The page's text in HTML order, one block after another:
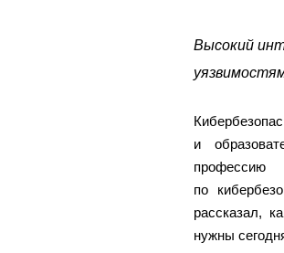
Высокий
и
по
рассказал,
нужны